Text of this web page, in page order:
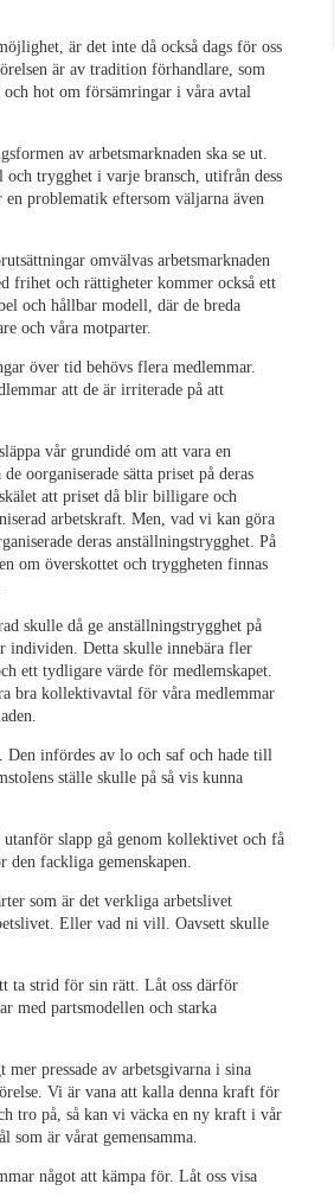
är det inte då också dags för oss
är av tradition förhandlare, som
hot om försämringar i våra avtal
av arbetsmarknaden ska se ut.
trygghet i varje bransch, utifrån dess
en problematik eftersom väljarna även
omvälvas arbetsmarknaden
frihet och rättigheter kommer också ett
och hållbar modell, där de breda
och våra motparter.
över tid behövs flera medlemmar.
att de är irriterade på att
vår grundidé om att vara en
oorganiserade sätta priset på deras
att priset då blir billigare och
arbetskraft. Men, vad vi kan göra
deras anställningstrygghet. På
om överskottet och tryggheten finnas
skulle då ge anställningstrygghet på
individen. Detta skulle innebära fler
ett tydligare värde för medlemskapet.
bra kollektivavtal för våra medlemmar
Den infördes av lo och saf och hade till
ställe skulle på så vis kunna
slapp gå genom kollektivet och få
fackliga gemenskapen.
som är det verkliga arbetslivet
Eller vad ni vill. Oavsett skulle
ta strid för sin rätt. Låt oss därför
med partsmodellen och starka
pressade av arbetsgivarna i sina
Vi är vana att kalla denna kraft för
tro på, så kan vi väcka en ny kraft i vår
som är vårat gemensamma.
något att kämpa för. Låt oss visa